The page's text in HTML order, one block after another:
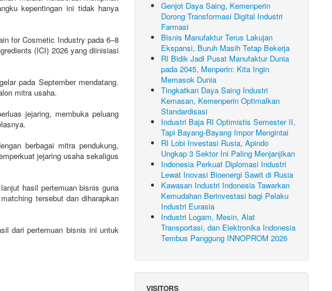
kepentingan ini tidak hanya
for Cosmetic Industry pada 6–8
(ICI) 2026 yang diinisiasi
pada September mendatang.
mitra usaha.
jejaring, membuka peluang
berbagai mitra pendukung,
jejaring usaha sekaligus
hasil pertemuan bisnis guna
tersebut dan diharapkan
dari pertemuan bisnis ini untuk
Genjot Daya Saing, Kemenperin
Dorong Transformasi Digital Industri
Farmasi
Bisnis Manufaktur Terus Lakujan
Ekspansi, Buruh Masih Tetap Bekerja
RI Bidik Jadi Pusat Manufaktur Dunia
pada 2045, Menperin: Kita Ingin
Memasok Dunia
Tingkatkan Daya Saing Industri
Kemasan, Kemenperin Optimalkan
Standardisasi
Industri Baja RI Optimistis Semester II,
Tapi Bayang-Bayang Impor Mengintai
RI Lobi Investasi Rusia, Apindo
Ungkap 3 Sektor Ini Paling Menjanjikan
Indonesia Perkuat Diplomasi Industri
Lewat Inovasi Bioenergi Sawit di Rusia
Kawasan Industri Indonesia Tawarkan
Kemudahan Berinvestasi bagi Pelaku
Industri Eurasia
Industri Logam, Mesin, Alat
Transportasi, dan Elektronika Indonesia
Tembus Panggung INNOPROM 2026
VISITORS